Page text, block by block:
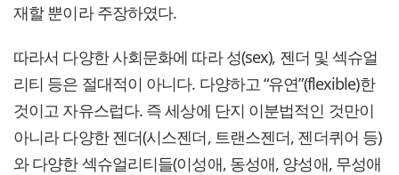
재할 뿐이라 주장하였다.
따라서 다양한 사회문화에 따라 성(sex), 젠더 및 섹슈얼
리티 등은 절대적이 아니다. 다양하고 “유연”(flexible)한
것이고 자유스럽다. 즉 세상에 단지 이분법적인 것만이
아니라 다양한 젠더(시스젠더, 트랜스젠더, 젠더퀴어 등)
와 다양한 섹슈얼리티들(이성애, 동성애, 양성애, 무성애